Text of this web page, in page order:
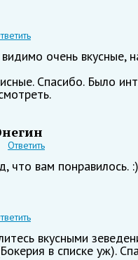
очень вкусные,
Спасибо. Было
Ответить
что вам понравилось. :)
вкусными
в списке уж).